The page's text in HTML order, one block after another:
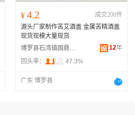
¥ 4.2
成交200件
源头厂家制作苦艾酒盖 金属苦精酒盖
现货现模大量现货
博罗县石湾镇国鼎五金加工厂
12年
回头率：
47.3%
广东 博罗县